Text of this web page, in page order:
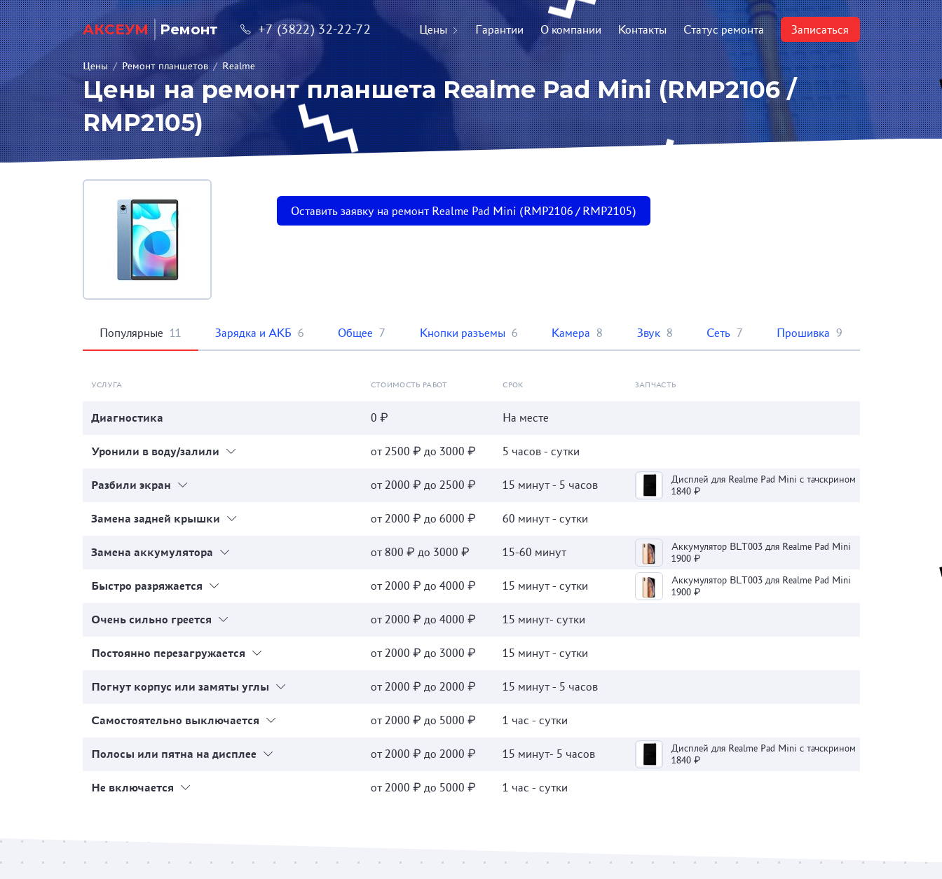
АКСЕУМ Ремонт +7 (3822) 32-22-72 Цены Гарантии О компании Контакты Статус ремонта Записаться
Цены / Ремонт планшетов / Realme
Цены на ремонт планшета Realme Pad Mini (RMP2106 /
RMP2105)
Оставить заявку на ремонт Realme Pad Mini (RMP2106 / RMP2105)
Популярные 11 Зарядка и АКБ 6 Общее 7 Кнопки разъемы 6 Камера 8 Звук 8 Сеть 7 Прошивка 9
УСЛУГА СТОИМОСТЬ РАБОТ СРОК ЗАПЧАСТЬ
Диагностика 0 ₽ На месте
Уронили в воду/залили от 2500 ₽ до 3000 ₽ 5 часов - сутки
Разбили экран от 2000 ₽ до 2500 ₽ 15 минут - 5 часов
1840 ₽
Замена задней крышки от 2000 ₽ до 6000 ₽ 60 минут - сутки
Замена аккумулятора от 800 ₽ до 3000 ₽ 15-60 минут
Аккумулятор BLT003 для Realme Pad Mini
1900 ₽
Быстро разряжается от 2000 ₽ до 4000 ₽ 15 минут - сутки
Аккумулятор BLT003 для Realme Pad Mini
1900 ₽
Очень сильно греется от 2000 ₽ до 4000 ₽ 15 минут- сутки
Постоянно перезагружается от 2000 ₽ до 3000 ₽ 15 минут - сутки
Погнут корпус или замяты углы от 2000 ₽ до 2000 ₽ 15 минут - 5 часов
Самостоятельно выключается от 2000 ₽ до 5000 ₽ 1 час - сутки
Полосы или пятна на дисплее от 2000 ₽ до 2000 ₽ 15 минут- 5 часов
1840 ₽
Не включается от 2000 ₽ до 5000 ₽ 1 час - сутки